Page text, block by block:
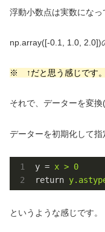
浮動小数点は実数にな
np.array([-0.1, 1.0, 2.0])
※ ↑だと思う感じです。
それで、データーを変
データーを初期化して指
y = x > 0
return
というような感じです。